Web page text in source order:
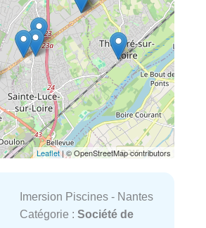
Leaflet| © OpenStreetMap contributors
Imersion Piscines - Nantes
Catégorie : Société de